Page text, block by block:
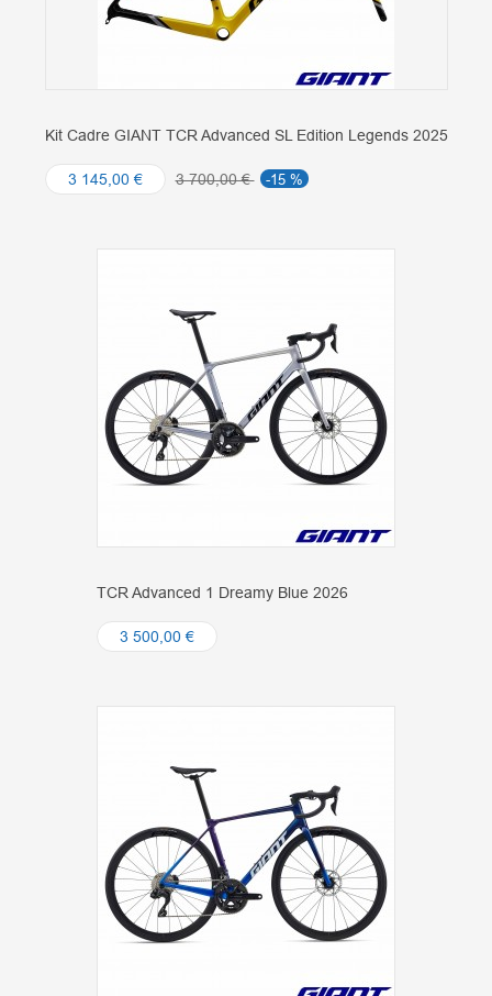
Kit Cadre GIANT TCR Advanced SL Edition Legends 2025
3 145,00 € 3 700,00 € -15 %
TCR Advanced 1 Dreamy Blue 2026
3 500,00 €